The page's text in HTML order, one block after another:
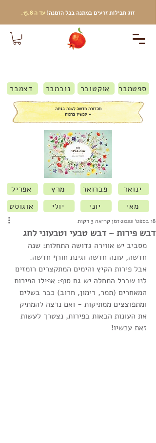
זוג חבילות זרעיםבמתנה בכל הזמנה!עד ה 15.8.
דצמבר נובמבר אוקטובר ספטמבר
מהדורה חדשה לשנה בגינה
- עכשיו בחנות
אפריל מרץ
פברואר
אוגוסט
יולי יוני
ינואר
מאי
דבש פירות ~ דבש טבעי וטבעוני לחג
18 בספט׳ 2022 זמן קריאה 3 דקות
מסביב יש אווירה גדושה התחלות: שנה
חדשה, עונה חדשה וגינת חורף חדשה.
אבל פירות הקיץ והימים המתקצרים רומזים
לנו שבכל התחלה יש גם סוף: אפילו הפירות
המאחרים (תמר, רימון, חרוב) כבר בשלים
ומתפוצצים ממתיקות - ואם נרצה להמתיק
את העונות הבאות בפירות, נצטרך לעשות
זאת עכשיו!